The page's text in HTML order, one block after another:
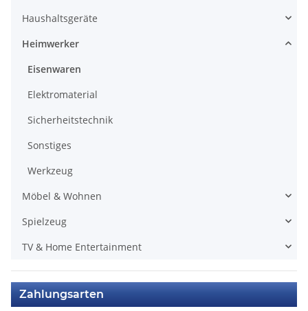
Haushaltsgeräte
Heimwerker
Eisenwaren
Elektromaterial
Sicherheitstechnik
Sonstiges
Werkzeug
Möbel & Wohnen
Spielzeug
TV & Home Entertainment
Zahlungsarten